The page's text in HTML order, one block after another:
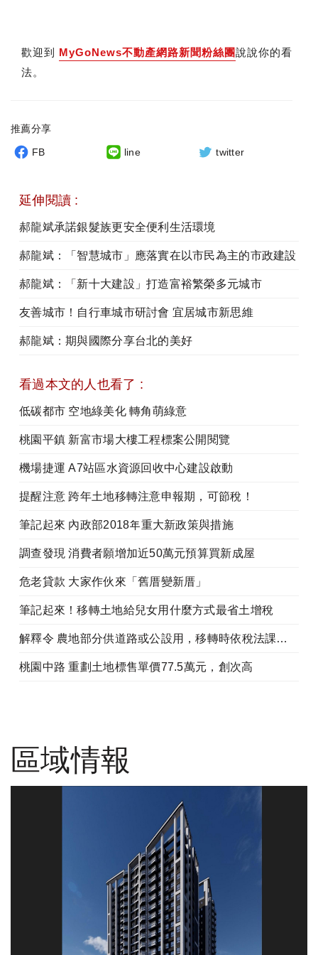
歡迎到 MyGoNews不動產網路新聞粉絲團說說你的看
法。
推薦分享
FB line twitter
延伸閱讀 :
郝龍斌承諾銀髮族更安全便利生活環境
郝龍斌：「智慧城市」應落實在以市民為主的市政建設
郝龍斌：「新十大建設」打造富裕繁榮多元城市
友善城市！自行車城市研討會 宜居城市新思維
郝龍斌：期與國際分享台北的美好
看過本文的人也看了 :
低碳都市 空地綠美化 轉角萌綠意
桃園平鎮 新富市場大樓工程標案公開閱覽
機場捷運 A7站區水資源回收中心建設啟動
提醒注意 跨年土地移轉注意申報期，可節稅！
筆記起來 內政部2018年重大新政策與措施
調查發現 消費者願增加近50萬元預算買新成屋
危老貸款 大家作伙來「舊厝變新厝」
筆記起來！移轉土地給兒女用什麼方式最省土增稅
解釋令 農地部分供道路或公設用，移轉時依稅法課土增稅
桃園中路 重劃土地標售單價77.5萬元，創次高
區域情報